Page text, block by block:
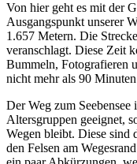
Von hier geht es mit der
Ausgangspunkt unserer
1.657 Metern. Die
veranschlagt. Diese Zeit
Bummeln, Fotografieren
nicht mehr als 90
Der Weg zum
Altersgruppen geeignet,
Wegen bleibt. Diese sind
den Felsen am